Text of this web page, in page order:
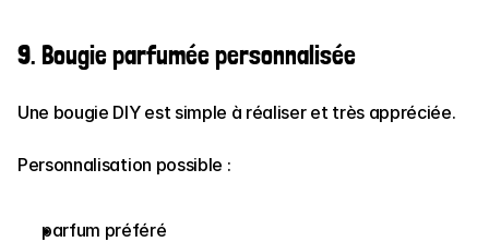
9. Bougie parfumée personnalisée
Une bougie DIY est simple à réaliser et très appréciée.
Personnalisation possible :
parfum préféré